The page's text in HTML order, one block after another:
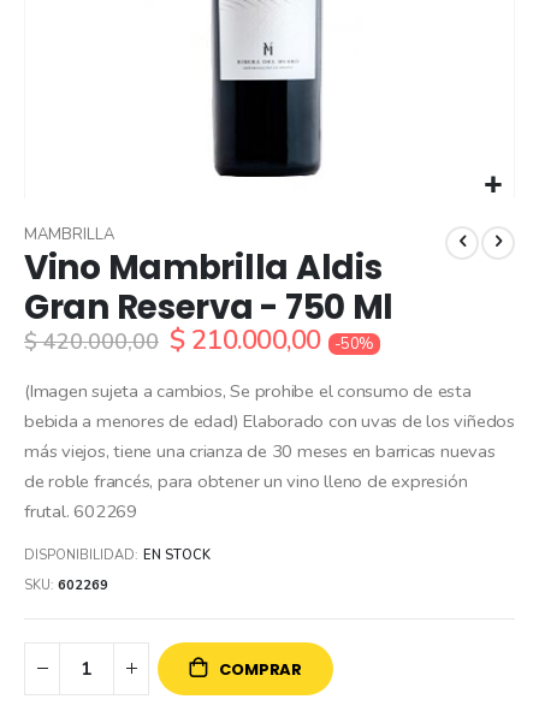
to
the
beginning
of
the
gallery
Vino Mambrilla Aldis
Gran Reserva - 750 Ml
MAMBRILLA
$ 420.000,00 $ 210.000,00 -50%
(Imagen sujeta a cambios, Se prohibe el consumo de esta
bebida a menores de edad) Elaborado con uvas de los viñedos
más viejos, tiene una crianza de 30 meses en barricas nuevas
de roble francés, para obtener un vino lleno de expresión
frutal. 602269
DISPONIBILIDAD: EN STOCK
SKU 602269
COMPRAR